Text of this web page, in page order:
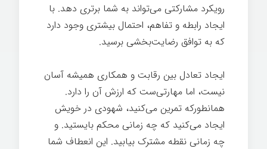
رویکرد مشارکتی می‌تواند به شما برتری دهد. با
ایجاد رابطه و تفاهم، احتمال بیشتری وجود دارد
که به توافق رضایت‌بخشی برسید.
ایجاد تعادل بین رقابت و همکاری همیشه آسان
نیست، اما مهارتی‌ست که ارزش آن را دارد.
همانطورکه تمرین می‌کنید، شهودی در خویش
ایجاد می‌کنید که چه زمانی محکم بایستید. و
چه زمانی نقطه مشترک بیابید. این انعطاف شما